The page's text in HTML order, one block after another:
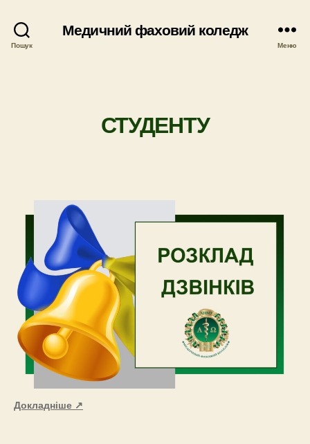
Пошук
Медичний фаховий коледж
Меню
СТУДЕНТУ
Докладніше ↗